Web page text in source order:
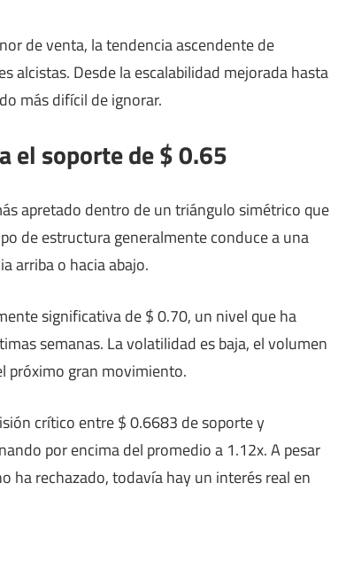
de venta, la tendencia ascendente de
alcistas. Desde la escalabilidad mejorada hasta
más difícil de ignorar.
el soporte de $ 0.65
apretado dentro de un triángulo simétrico que
de estructura generalmente conduce a una
arriba o hacia abajo.
significativa de $ 0.70, un nivel que ha
semanas. La volatilidad es baja, el volumen
próximo gran movimiento.
crítico entre $ 0.6683 de soporte y
por encima del promedio a 1.12x. A pesar
ha rechazado, todavía hay un interés real en